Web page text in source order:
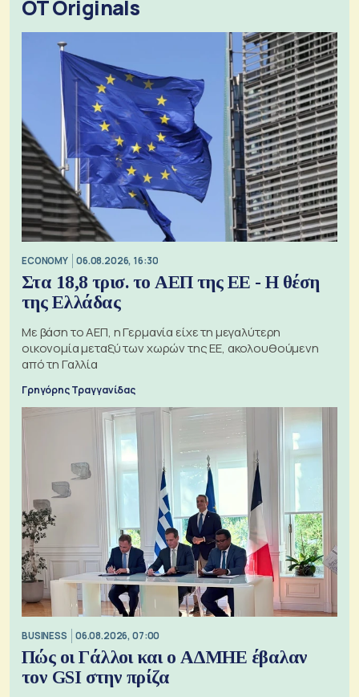
OT Originals
ECONOMY 06.08.2026, 16:30
Στα 18,8 τρισ. το ΑΕΠ της ΕΕ - Η θέση
της Ελλάδας
Με βάση το ΑΕΠ, η Γερμανία είχε τη μεγαλύτερη
οικονομία μεταξύ των χωρών της ΕΕ, ακολουθούμενη
από τη Γαλλία
Γρηγόρης Τραγγανίδας
BUSINESS 06.08.2026, 07:00
Πώς οι Γάλλοι και ο ΑΔΜΗΕ έβαλαν
τον GSI στην πρίζα